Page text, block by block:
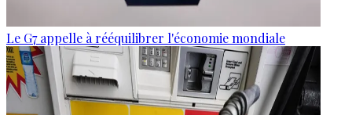
Le G7 appelle à rééquilibrer l'économie mondiale